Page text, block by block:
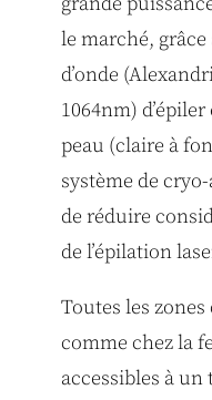
le marché,
d’onde
1064nm)
peau (claire à
système de
de réduire
de l’épilation
Toutes les
comme chez la
accessibles à